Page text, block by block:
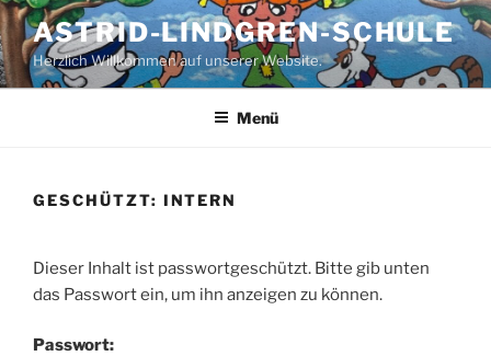
Zum
Inhalt
springen
ASTRID-LINDGREN-SCHULE
Herzlich Willkommen auf unserer Website.
Menü
GESCHÜTZT: INTERN
Dieser Inhalt ist passwortgeschützt. Bitte gib unten
das Passwort ein, um ihn anzeigen zu können.
Passwort: